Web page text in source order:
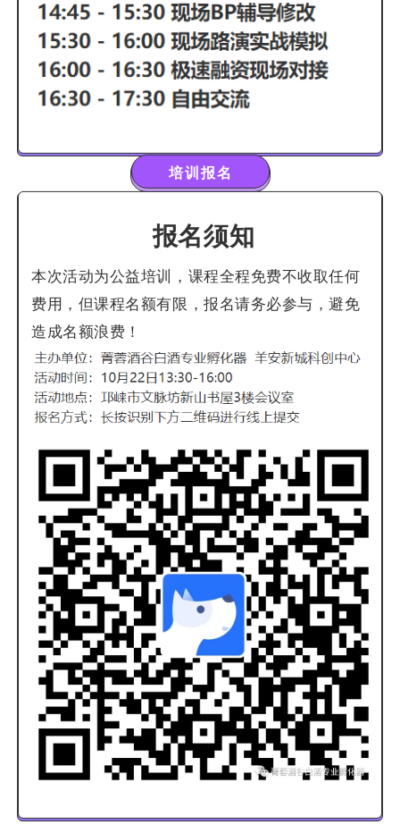
培训报名
报名须知
本次活动为公益培训，课程全程免费不收取任何
费用，但课程名额有限，报名请务必参与，避免
造成名额浪费！